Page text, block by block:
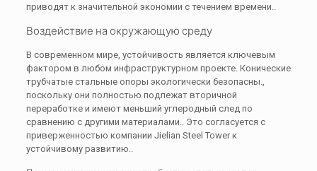
приводят к значительной экономии с течением времени..
Воздействие на окружающую среду
В современном мире, устойчивость является ключевым
фактором в любом инфраструктурном проекте. Конические
трубчатые стальные опоры экологически безопасны.,
поскольку они полностью подлежат вторичной
переработке и имеют меньший углеродный след по
сравнению с другими материалами.. Это согласуется с
приверженностью компании Jielian Steel Tower к
устойчивому развитию..